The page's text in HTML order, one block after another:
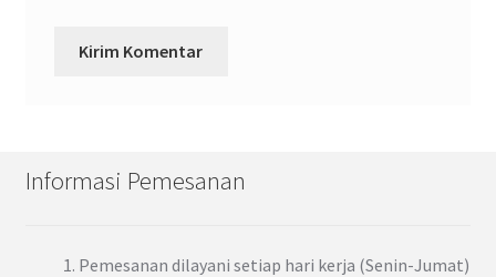
Informasi Pemesanan
Pemesanan dilayani setiap hari kerja (Senin-Jumat)